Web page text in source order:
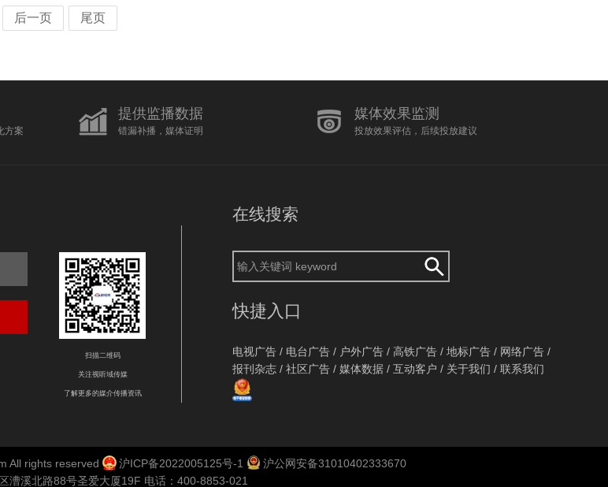
后一页 尾页
方案
提供监播数据
错漏补播，媒体证明
媒体效果监测
投放效果评估，后续投放建议
扫描二维码
关注视听域传媒
了解更多的媒介传播资讯
在线搜索
快捷入口
电视广告 / 电台广告 / 户外广告 / 高铁广告 / 地标广告 / 网络广告 /
报刊杂志 / 社区广告 / 媒体数据 / 互动客户 / 关于我们 / 联系我们
All rights reserved 沪ICP备2022005125号-1
沪公网安备31010402333670
漕溪北路88号圣爱大厦19F 电话：400-8853-021